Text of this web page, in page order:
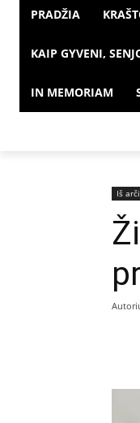
PRADŽIA
KAIP GYVENI,
IN MEMORIAM
Iš